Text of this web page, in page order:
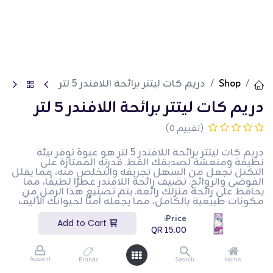
Price:
15.00
Home
Search
Brands
Account
Shop دريم كات ليتتر برائحة اللافندر 5 لتر
دريم كات ليتتر برائحة اللافندر 5 لتر
(تقييم 0)
دريم كات ليتتر برائحة اللافندر 5 لتر هو عبوة توفر بيئة
نظيفة ومنعشة لصديقك القط. قدرته الممتازة على
التكتل تجعل من السهل تجريفه والتخلص منه، مما يقلل
الفوضى والروائح. تضيف رائحة اللافندر عطرًا لطيفًا، مما
يحافظ على رائحة منزلك رائعة. يتم تصنيع هذا الرمل من
مكونات طبيعية بالكامل، مما يجعله آمنًا لحيوانك الأليف
وللبيئة. خالي من الغبار، مما يقلل من خطر مشاكل الجهاز
التنفسي في القطط. بفضل امتصاصه العالي، فإنه يتحكم
بفعالية في الرطوبة ويحافظ على جفاف صندوق القمامة.
مثالي لجميع سلالات وأعمار القطط.
15.00
QR